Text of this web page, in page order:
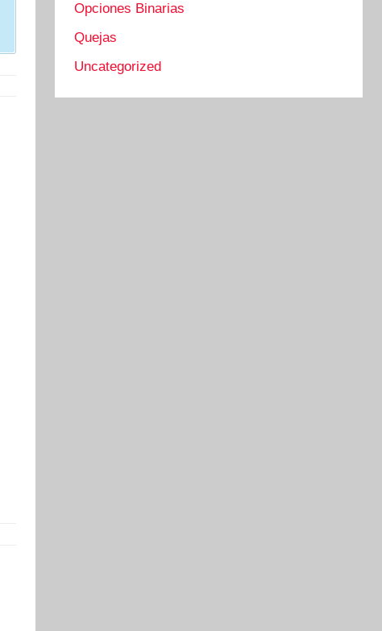
Opciones Binarias
Quejas
Uncategorized